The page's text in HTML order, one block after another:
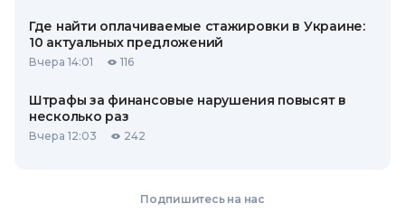
Где найти оплачиваемые стажировки в Украине:
10 актуальных предложений
Вчера 14:01 116
Штрафы за финансовые нарушения повысят в
несколько раз
Вчера 12:03 242
Подпишитесь на нас